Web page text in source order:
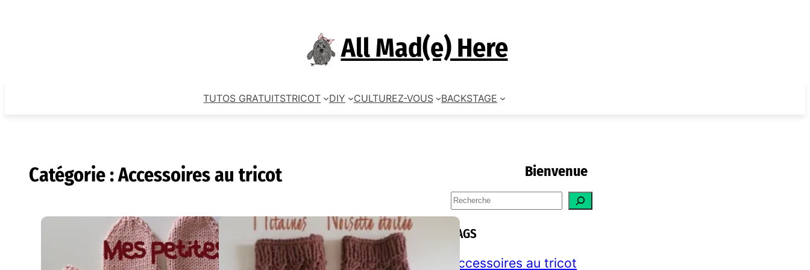
All Mad(e) Here
TUTOS GRATUITSTRICOT DIY CULTUREZ-VOUS BACKSTAGE
Catégorie :Accessoires au tricot Bienvenue
S
e
TAGS
accessoires au tricot